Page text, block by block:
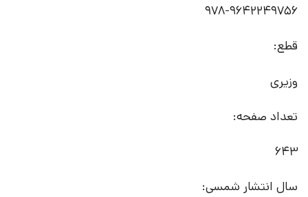
978-9642249756
قطع:
وزیری
تعداد صفحه:
643
سال انتشار شمسی: